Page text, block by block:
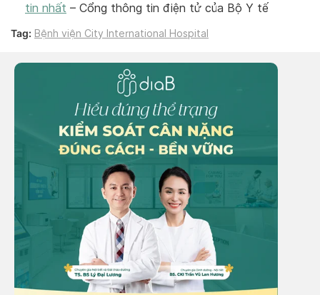
tin nhất – Cổng thông tin điện tử của Bộ Y tế
Tag: Bệnh viện City International Hospital